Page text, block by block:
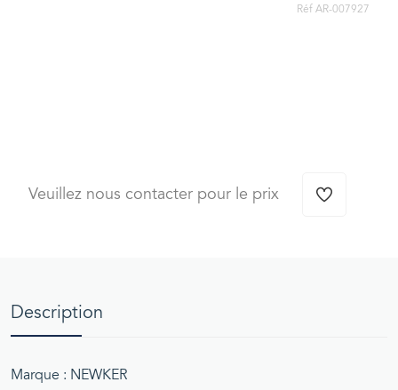
Réf AR-007927
Veuillez nous contacter pour le prix
Description
Marque : NEWKER